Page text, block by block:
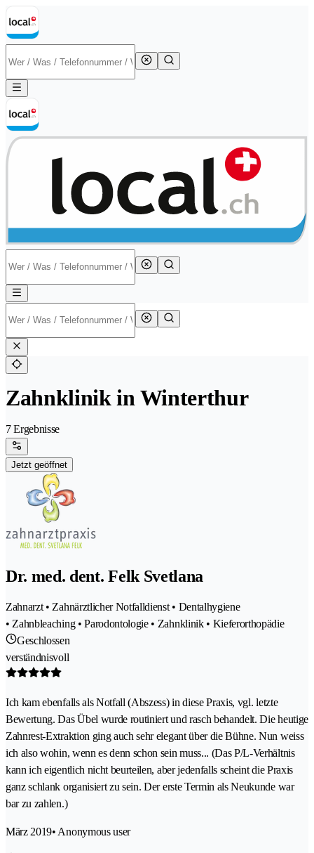
Zahnklinik in Winterthur
7 Ergebnisse
Jetzt geöffnet
Dr. med. dent. Felk Svetlana
Zahnarzt • Zahnärztlicher Notfalldienst • Dentalhygiene
• Zahnbleaching • Parodontologie • Zahnklinik • Kieferorthopädie
Geschlossen
verständnisvoll
Ich kam ebenfalls als Notfall (Abszess) in diese Praxis, vgl. letzte
Bewertung. Das Übel wurde routiniert und rasch behandelt. Die heutige
Zahnrest-Extraktion ging auch sehr elegant über die Bühne. Nun weiss
ich also wohin, wenn es denn schon sein muss... (Das P/L-Verhältnis
kann ich eigentlich nicht beurteilen, aber jedenfalls scheint die Praxis
ganz schlank organisiert zu sein. Der erste Termin als Neukunde war
bar zu zahlen.)
März 2019• Anonymous user